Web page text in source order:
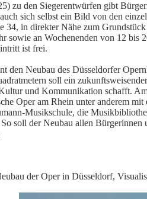
zu den Siegerentwürfen gibt
sich selbst ein Bild von den
34, in direkter Nähe zum
sowie an Wochenenden von 12 bis
ist frei.
den Neubau des Düsseldorfer
soll ein
und Kommunikation schafft.
Oper am Rhein unter anderem
Musikschule, die
soll der Neubau allen
der Oper in Düsseldorf,